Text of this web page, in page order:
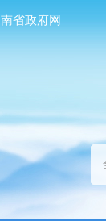
省政府网